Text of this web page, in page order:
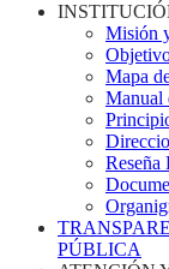
Misión
Mapa
Manual
Reseña
PÚBLICA